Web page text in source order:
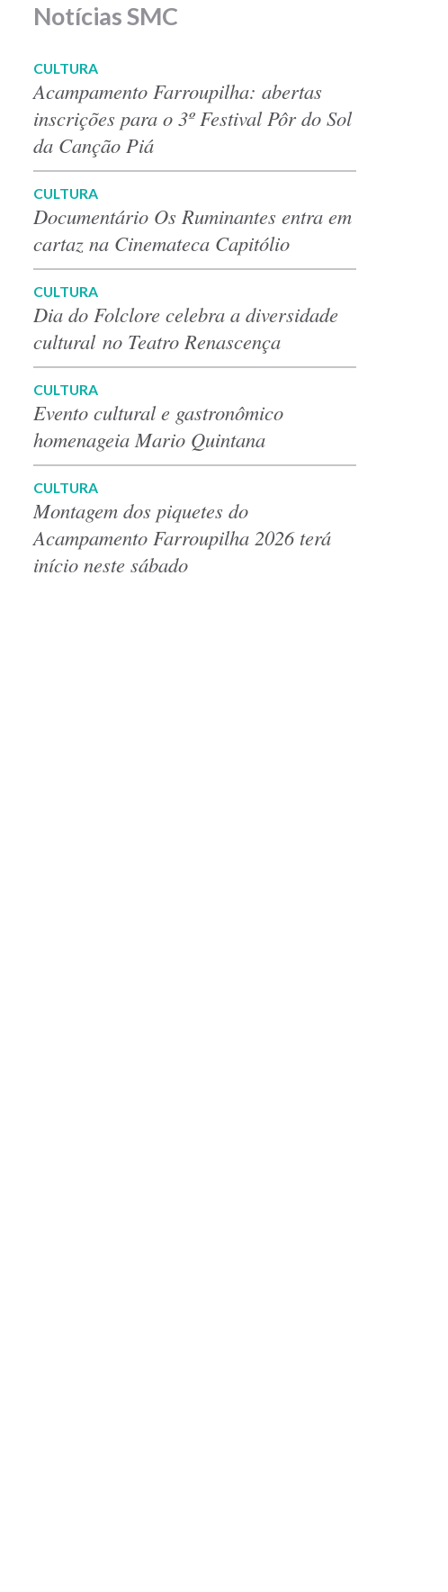
Notícias SMC
CULTURA
Acampamento Farroupilha: abertas
inscrições para o 3º Festival Pôr do Sol
da Canção Piá
CULTURA
Documentário Os Ruminantes entra em
cartaz na Cinemateca Capitólio
CULTURA
Dia do Folclore celebra a diversidade
cultural no Teatro Renascença
CULTURA
Evento cultural e gastronômico
homenageia Mario Quintana
CULTURA
Montagem dos piquetes do
Acampamento Farroupilha 2026 terá
início neste sábado